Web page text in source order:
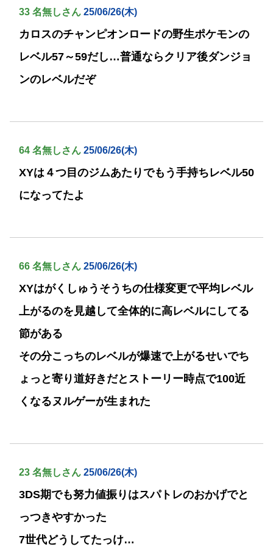
33 名無しさん 25/06/26(木)
カロスのチャンピオンロードの野生ポケモンの
レベル57～59だし…普通ならクリア後ダンジョ
ンのレベルだぞ
64 名無しさん 25/06/26(木)
XYは４つ目のジムあたりでもう手持ちレベル50
になってたよ
66 名無しさん 25/06/26(木)
XYはがくしゅうそうちの仕様変更で平均レベル
上がるのを見越して全体的に高レベルにしてる
節がある
その分こっちのレベルが爆速で上がるせいでち
ょっと寄り道好きだとストーリー時点で100近
くなるヌルゲーが生まれた
23 名無しさん 25/06/26(木)
3DS期でも努力値振りはスパトレのおかげでと
っつきやすかった
7世代どうしてたっけ…